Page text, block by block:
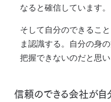
なると確信しています。
そして自分のできるこ
ま認識する。自分の身
把握できないのだと思い
信頼のできる会社が自